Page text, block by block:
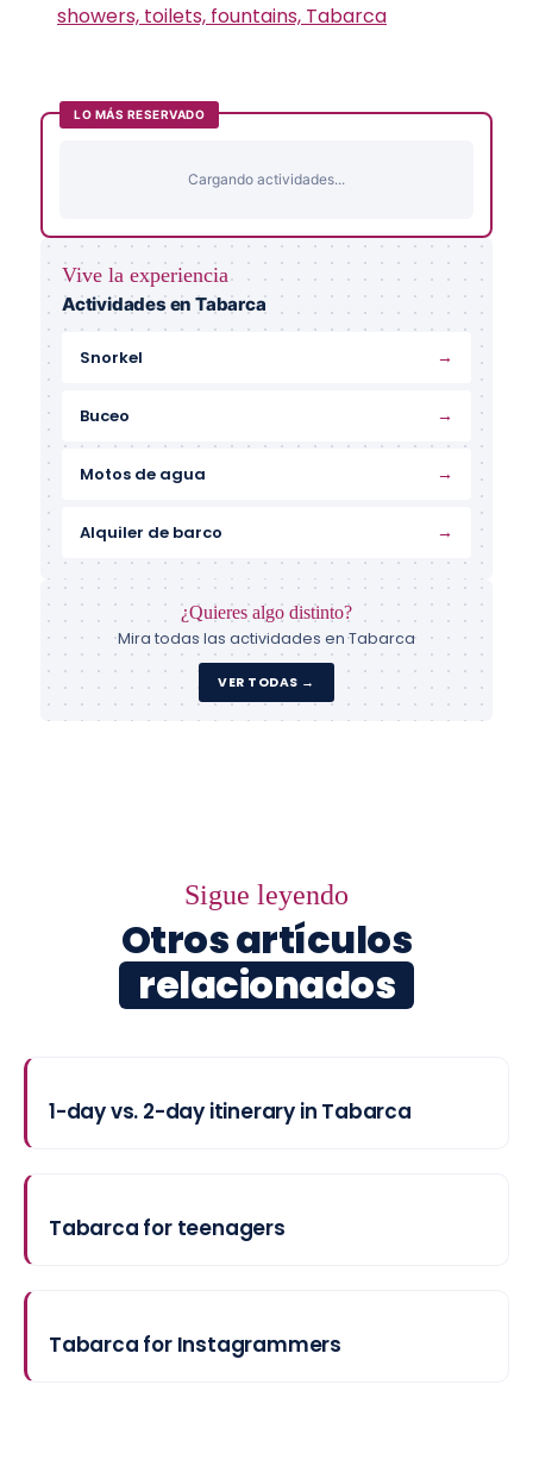
showers, toilets, fountains, Tabarca
LO MÁS RESERVADO
Cargando actividades...
Vive la experiencia
Actividades en Tabarca
Snorkel →
Buceo →
Motos de agua →
Alquiler de barco →
¿Quieres algo distinto?
Mira todas las actividades en Tabarca
VER TODAS →
Sigue leyendo
Otros artículos
relacionados
1-day vs. 2-day itinerary in Tabarca
Tabarca for teenagers
Tabarca for Instagrammers